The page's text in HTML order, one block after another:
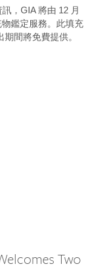
，GIA 將由 12 月
鑑定服務。此填充
間將免費提供。
Two